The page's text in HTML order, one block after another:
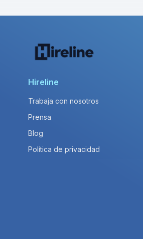
Hireline
Trabaja con nosotros
Prensa
Blog
Política de privacidad